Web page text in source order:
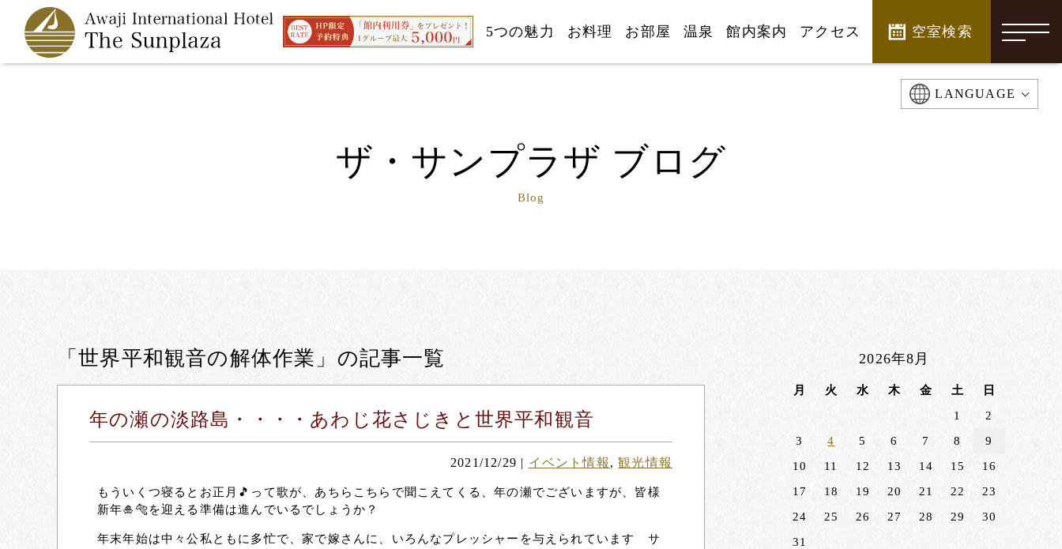
5つの魅力 お料理 お部屋 温泉 館内案内 アクセス 空室検索
LANGUAGE
ザ・サンプラザ ブログ
Blog
「世界平和観音の解体作業」の記事一覧
年の瀬の淡路島・・・・あわじ花さじきと世界平和観音
2021/12/29 | イベント情報 ,観光情報
もういくつ寝るとお正月🎵って歌が、あちらこちらで聞こえてくる、年の瀬でございますが、皆様
新年🎍🐅を迎える準備は進んでいるでしょうか？
年末年始は中々公私ともに多忙で、家で嫁さんに、いろんなプレッシャーを与えられています サ
2026年8月
月 火 水 木 金 土
日
1
2
3
4 5 6 7 8
9
10
11 12 13 14 15
16
17
18 19 20 21 22
23
24
25 26 27 28 29
30
31